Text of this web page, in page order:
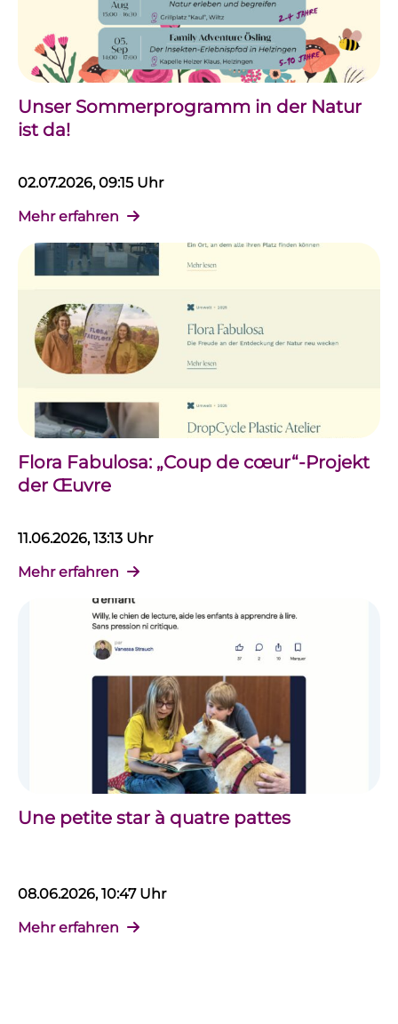
Unser Sommerprogramm in der Natur
ist da!
02.07.2026, 09:15 Uhr
Mehr erfahren
Flora Fabulosa: „Coup de cœur“-Projekt
der Œuvre
11.06.2026, 13:13 Uhr
Mehr erfahren
Une petite star à quatre pattes
08.06.2026, 10:47 Uhr
Mehr erfahren